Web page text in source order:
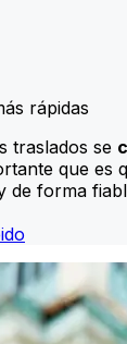
rápidas
traslados se
que es
de forma